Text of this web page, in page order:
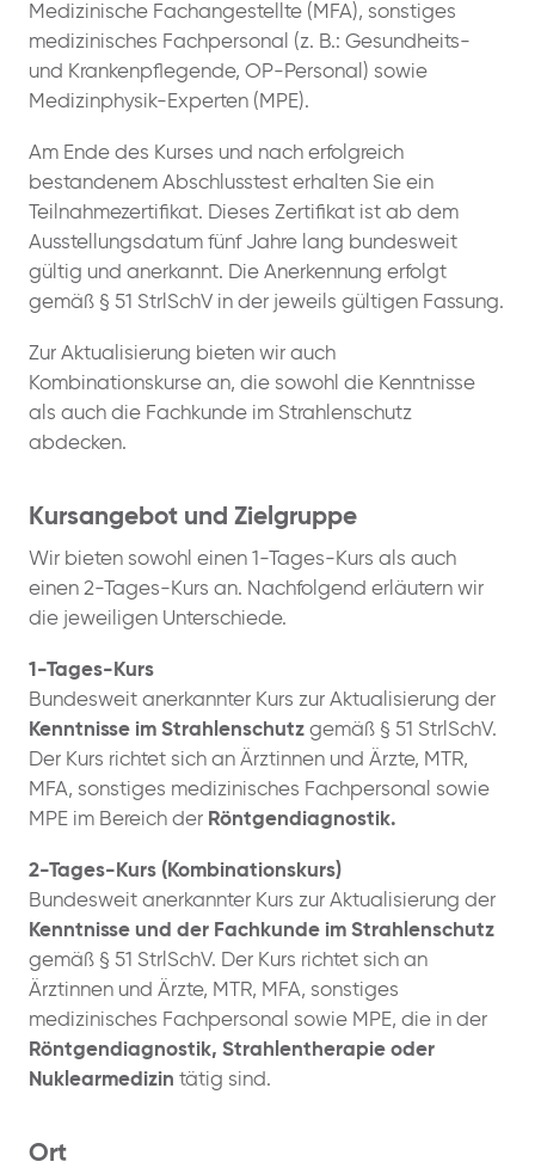
Medizinische Fachangestellte (MFA), sonstiges
medizinisches Fachpersonal (z. B.: Gesundheits-
und Krankenpflegende, OP-Personal) sowie
Medizinphysik-Experten (MPE).
Am Ende des Kurses und nach erfolgreich
bestandenem Abschlusstest erhalten Sie ein
Teilnahmezertifikat. Dieses Zertifikat ist ab dem
Ausstellungsdatum fünf Jahre lang bundesweit
gültig und anerkannt. Die Anerkennung erfolgt
gemäß § 51 StrlSchV in der jeweils gültigen Fassung.
Zur Aktualisierung bieten wir auch
Kombinationskurse an, die sowohl die Kenntnisse
als auch die Fachkunde im Strahlenschutz
abdecken.
Kursangebot und Zielgruppe
Wir bieten sowohl einen 1-Tages-Kurs als auch
einen 2-Tages-Kurs an. Nachfolgend erläutern wir
die jeweiligen Unterschiede.
1-Tages-Kurs
Bundesweit anerkannter Kurs zur Aktualisierung der
Kenntnisse im Strahlenschutz gemäß § 51 StrlSchV.
Der Kurs richtet sich an Ärztinnen und Ärzte, MTR,
MFA, sonstiges medizinisches Fachpersonal sowie
MPE im Bereich der Röntgendiagnostik.
2-Tages-Kurs (Kombinationskurs)
Bundesweit anerkannter Kurs zur Aktualisierung der
Kenntnisse und der Fachkunde im Strahlenschutz
gemäß § 51 StrlSchV. Der Kurs richtet sich an
Ärztinnen und Ärzte, MTR, MFA, sonstiges
medizinisches Fachpersonal sowie MPE, die in der
Röntgendiagnostik, Strahlentherapie oder
Nuklearmedizin tätig sind.
Ort